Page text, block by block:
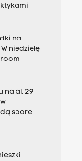
na
niedzielę
na al. 29
spore